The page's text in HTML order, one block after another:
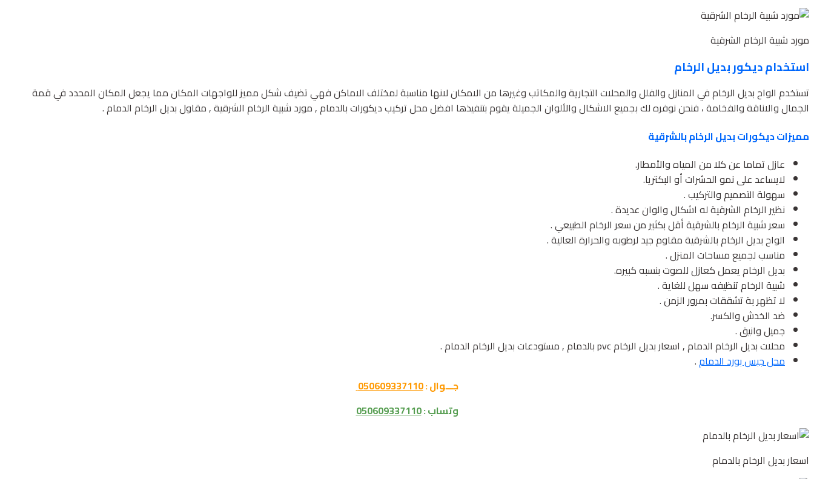
مورد شبية الرخام الشرقية
استخدام ديكور بديل الرخام
تستخدم الواح بديل الرخام في المنازل والفلل والمحلات التجارية والمكاتب وغيرها من الامكان لانها مناسبة لمختلف الاماكن فهي تضيف شكل مميز للواجهات المكان مما يجعل المكان المحدد في قمة
الجمال والاناقة والفخامة ، فنحن نوفره لك بجميع الاشكال والألوان الجميلة يقوم بتنفيذها افضل محل تركيب ديكورات بالدمام , مورد شبية الرخام الشرقية , مقاول بديل الرخام الدمام .
مميزات ديكورات بديل الرخام بالشرقية
عازل تماما عن كلا من المياه والأمطار.
لايساعد على نمو الحشرات أو البكتريا.
سهولة التصميم والتركيب .
نظير الرخام الشرقية له اشكال والوان عديدة .
سعر شبية الرخام بالشرقية أقل بكثير من سعر الرخام الطبيعي .
الواح بديل الرخام بالشرقية مقاوم جيد لرطوبه والحرارة العالية .
مناسب لجميع مساحات المنزل .
بديل الرخام يعمل كعازل للصوت بنسبه كبيره.
شبية الرخام تنظيفه سهل للغاية .
لا تظهر بة تشققات بمرور الزمن .
ضد الخدش والكسر.
جميل وانيق .
محلات بديل الرخام الدمام , اسعار بديل الرخام pvc بالدمام , مستودعات بديل الرخام الدمام .
محل جبس بورد الدمام.
جـــوال :050609337110
وتساب :050609337110
اسعار بديل الرخام بالدمام